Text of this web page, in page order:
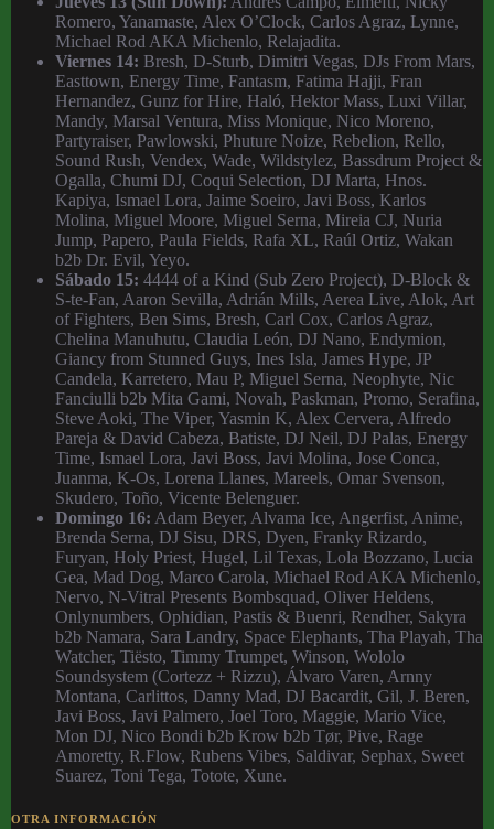
Romero, Yanamaste, Alex O’Clock, Carlos Agraz, Lynne,
Michael Rod AKA Michenlo, Relajadita.
Viernes 14: Bresh, D-Sturb, Dimitri Vegas, DJs From Mars,
Easttown, Energy Time, Fantasm, Fatima Hajji, Fran
Hernandez, Gunz for Hire, Haló, Hektor Mass, Luxi Villar,
Mandy, Marsal Ventura, Miss Monique, Nico Moreno,
Partyraiser, Pawlowski, Phuture Noize, Rebelion, Rello,
Sound Rush, Vendex, Wade, Wildstylez, Bassdrum Project &
Ogalla, Chumi DJ, Coqui Selection, DJ Marta, Hnos.
Kapiya, Ismael Lora, Jaime Soeiro, Javi Boss, Karlos
Molina, Miguel Moore, Miguel Serna, Mireia CJ, Nuria
Jump, Papero, Paula Fields, Rafa XL, Raúl Ortiz, Wakan
b2b Dr. Evil, Yeyo.
Sábado 15: 4444 of a Kind (Sub Zero Project), D-Block &
S-te-Fan, Aaron Sevilla, Adrián Mills, Aerea Live, Alok, Art
of Fighters, Ben Sims, Bresh, Carl Cox, Carlos Agraz,
Chelina Manuhutu, Claudia León, DJ Nano, Endymion,
Giancy from Stunned Guys, Ines Isla, James Hype, JP
Candela, Karretero, Mau P, Miguel Serna, Neophyte, Nic
Fanciulli b2b Mita Gami, Novah, Paskman, Promo, Serafina,
Steve Aoki, The Viper, Yasmin K, Alex Cervera, Alfredo
Pareja & David Cabeza, Batiste, DJ Neil, DJ Palas, Energy
Time, Ismael Lora, Javi Boss, Javi Molina, Jose Conca,
Juanma, K-Os, Lorena Llanes, Mareels, Omar Svenson,
Skudero, Toño, Vicente Belenguer.
Domingo 16: Adam Beyer, Alvama Ice, Angerfist, Anime,
Brenda Serna, DJ Sisu, DRS, Dyen, Franky Rizardo,
Furyan, Holy Priest, Hugel, Lil Texas, Lola Bozzano, Lucia
Gea, Mad Dog, Marco Carola, Michael Rod AKA Michenlo,
Nervo, N-Vitral Presents Bombsquad, Oliver Heldens,
Onlynumbers, Ophidian, Pastis & Buenri, Rendher, Sakyra
b2b Namara, Sara Landry, Space Elephants, Tha Playah, Tha
Watcher, Tiësto, Timmy Trumpet, Winson, Wololo
Soundsystem (Cortezz + Rizzu), Álvaro Varen, Arnny
Montana, Carlittos, Danny Mad, DJ Bacardit, Gil, J. Beren,
Javi Boss, Javi Palmero, Joel Toro, Maggie, Mario Vice,
Mon DJ, Nico Bondi b2b Krow b2b Tør, Pive, Rage
Amoretty, R.Flow, Rubens Vibes, Saldivar, Sephax, Sweet
Suarez, Toni Tega, Totote, Xune.
OTRA INFORMACIÓN